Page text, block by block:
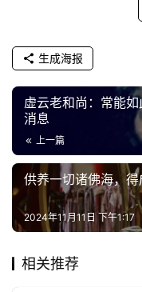
乐
菩
提
专
题
益
生成海报
虚云老和尚：常能
消息
上一篇
供养一切诸佛海，
2024年11月11日 下午1:17
相关推荐